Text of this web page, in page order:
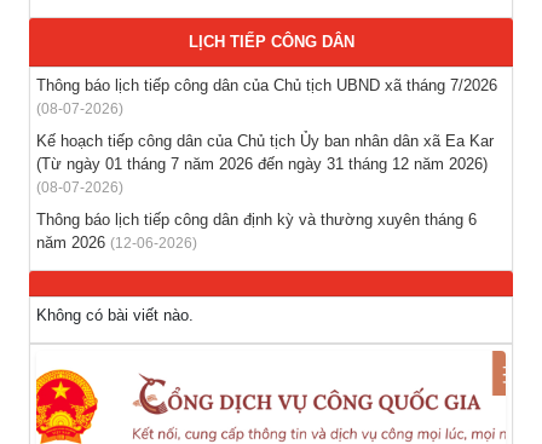
(28-07-2026)
Thông báo tuyển lao động Việt Nam vào các vị trí dự kiến
tuyển dụng người lao động nước ngoài
LỊCH TIẾP CÔNG DÂN
Thông báo lịch tiếp công dân của Chủ tịch UBND xã tháng 7/2026
(08-07-2026)
Kế hoạch tiếp công dân của Chủ tịch Ủy ban nhân dân xã Ea Kar
(Từ ngày 01 tháng 7 năm 2026 đến ngày 31 tháng 12 năm 2026)
(08-07-2026)
Thông báo lịch tiếp công dân định kỳ và thường xuyên tháng 6
năm 2026 (12-06-2026)
Không có bài viết nào.